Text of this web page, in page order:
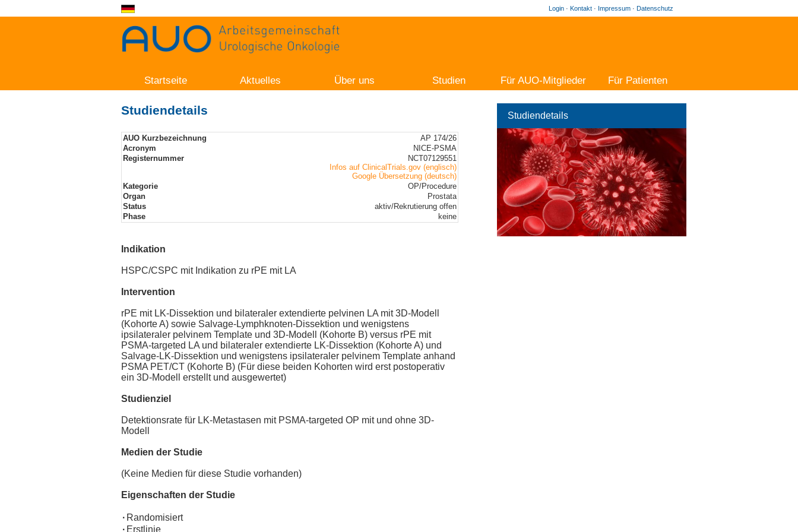
Login · Kontakt · Impressum · Datenschutz
Startseite Aktuelles Über uns Studien Für AUO-Mitglieder Für Patienten
Studiendetails
Studiendetails
AUO Kurzbezeichnung
AP 174/26
Acronym
NICE-PSMA
Registernummer
NCT07129551
Infos auf ClinicalTrials.gov (englisch)
Google Übersetzung (deutsch)
Kategorie
OP/Procedure
Organ
Prostata
Status
aktiv/Rekrutierung offen
Phase
keine
Indikation
HSPC/CSPC mit Indikation zu rPE mit LA
Intervention
rPE mit LK-Dissektion und bilateraler extendierte pelvinen LA mit 3D-Modell
(Kohorte A) sowie Salvage-Lymphknoten-Dissektion und wenigstens
ipsilateraler pelvinem Template und 3D-Modell (Kohorte B) versus rPE mit
PSMA-targeted LA und bilateraler extendierte LK-Dissektion (Kohorte A) und
Salvage-LK-Dissektion und wenigstens ipsilateraler pelvinem Template anhand
PSMA PET/CT (Kohorte B) (Für diese beiden Kohorten wird erst postoperativ
ein 3D-Modell erstellt und ausgewertet)
Studienziel
Detektionsrate für LK-Metastasen mit PSMA-targeted OP mit und ohne 3D-
Modell
Medien der Studie
(Keine Medien für diese Studie vorhanden)
Eigenschaften der Studie
· Randomisiert
· Erstlinie